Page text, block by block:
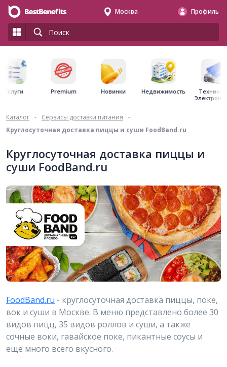
Москва Профиль
Услуги Premium Новинки Недвижимость
Техника
Каталог - Сервисы доставки питания
-
Круглосуточная доставка пиццы и суши FoodBand.ru
Круглосуточная доставка пиццы и
суши FoodBand.ru
FoodBand.ru - круглосуточная доставка пиццы, поке,
вок и суши в Москве. В меню представлено более 30
видов пицц, 35 видов роллов и суши, а также
сочные воки, гавайское поке, пикантные соусы и
ещё много всего вкусного.